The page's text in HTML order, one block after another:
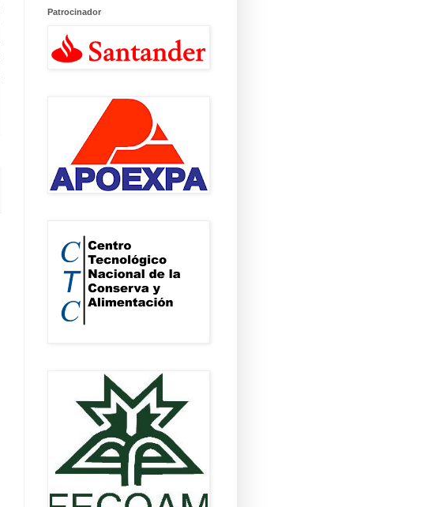
Patrocinador